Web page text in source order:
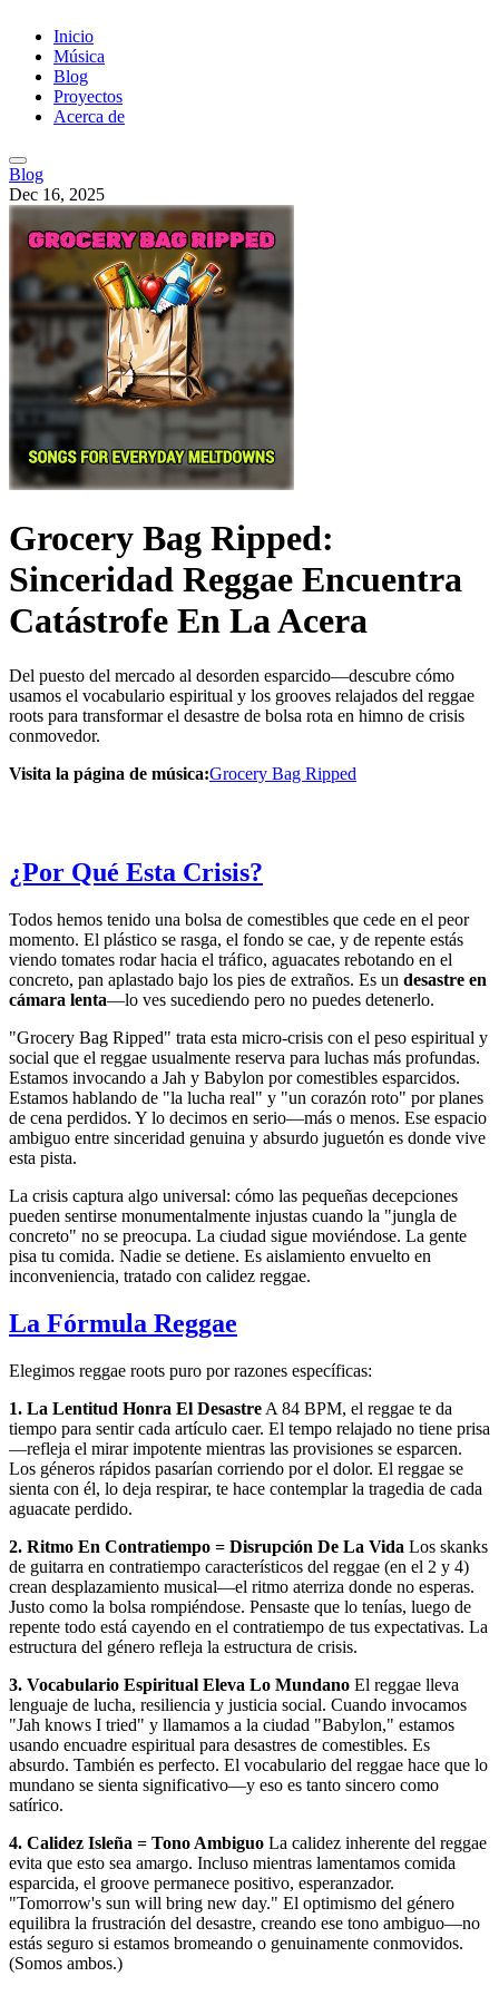
Inicio
Música
Blog
Proyectos
Acerca de
Blog
Dec 16, 2025
Grocery Bag Ripped:
Sinceridad Reggae Encuentra
Catástrofe En La Acera
Del puesto del mercado al desorden esparcido—descubre cómo
usamos el vocabulario espiritual y los grooves relajados del reggae
roots para transformar el desastre de bolsa rota en himno de crisis
conmovedor.
Visita la página de música:Grocery Bag Ripped
¿Por Qué Esta Crisis?
Todos hemos tenido una bolsa de comestibles que cede en el peor
momento. El plástico se rasga, el fondo se cae, y de repente estás
viendo tomates rodar hacia el tráfico, aguacates rebotando en el
concreto, pan aplastado bajo los pies de extraños. Es un desastre en
cámara lenta—lo ves sucediendo pero no puedes detenerlo.
"Grocery Bag Ripped" trata esta micro-crisis con el peso espiritual y
social que el reggae usualmente reserva para luchas más profundas.
Estamos invocando a Jah y Babylon por comestibles esparcidos.
Estamos hablando de "la lucha real" y "un corazón roto" por planes
de cena perdidos. Y lo decimos en serio—más o menos. Ese espacio
ambiguo entre sinceridad genuina y absurdo juguetón es donde vive
esta pista.
La crisis captura algo universal: cómo las pequeñas decepciones
pueden sentirse monumentalmente injustas cuando la "jungla de
concreto" no se preocupa. La ciudad sigue moviéndose. La gente
pisa tu comida. Nadie se detiene. Es aislamiento envuelto en
inconveniencia, tratado con calidez reggae.
La Fórmula Reggae
Elegimos reggae roots puro por razones específicas:
1. La Lentitud Honra El Desastre A 84 BPM, el reggae te da
tiempo para sentir cada artículo caer. El tempo relajado no tiene prisa
—refleja el mirar impotente mientras las provisiones se esparcen.
Los géneros rápidos pasarían corriendo por el dolor. El reggae se
sienta con él, lo deja respirar, te hace contemplar la tragedia de cada
aguacate perdido.
2. Ritmo En Contratiempo = Disrupción De La Vida Los skanks
de guitarra en contratiempo característicos del reggae (en el 2 y 4)
crean desplazamiento musical—el ritmo aterriza donde no esperas.
Justo como la bolsa rompiéndose. Pensaste que lo tenías, luego de
repente todo está cayendo en el contratiempo de tus expectativas. La
estructura del género refleja la estructura de crisis.
3. Vocabulario Espiritual Eleva Lo Mundano El reggae lleva
lenguaje de lucha, resiliencia y justicia social. Cuando invocamos
"Jah knows I tried" y llamamos a la ciudad "Babylon," estamos
usando encuadre espiritual para desastres de comestibles. Es
absurdo. También es perfecto. El vocabulario del reggae hace que lo
mundano se sienta significativo—y eso es tanto sincero como
satírico.
4. Calidez Isleña = Tono Ambiguo La calidez inherente del reggae
evita que esto sea amargo. Incluso mientras lamentamos comida
esparcida, el groove permanece positivo, esperanzador.
"Tomorrow's sun will bring new day." El optimismo del género
equilibra la frustración del desastre, creando ese tono ambiguo—no
estás seguro si estamos bromeando o genuinamente conmovidos.
(Somos ambos.)